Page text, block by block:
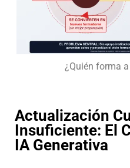
¿Quién forma
Actualización
Insuficiente: El
IA Generativa